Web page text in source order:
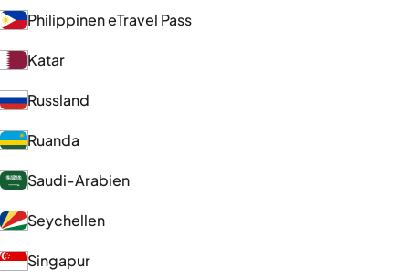
Philippinen eTravel Pass
Katar
Russland
Ruanda
Saudi-Arabien
Seychellen
Singapur